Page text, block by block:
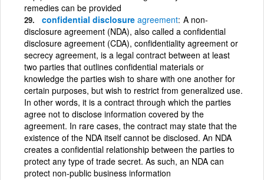
remedies can be provided
confidential disclosure agreement A non-
disclosure agreement (NDA), also called a confidential
disclosure agreement (CDA), confidentiality agreement or
secrecy agreement, is a legal contract between at least
two parties that outlines confidential materials or
knowledge the parties wish to share with one another for
certain purposes, but wish to restrict from generalized use.
In other words, it is a contract through which the parties
agree not to disclose information covered by the
agreement. In rare cases, the contract may state that the
existence of the NDA itself cannot be disclosed. An NDA
creates a confidential relationship between the parties to
protect any type of trade secret. As such, an NDA can
protect non-public business information